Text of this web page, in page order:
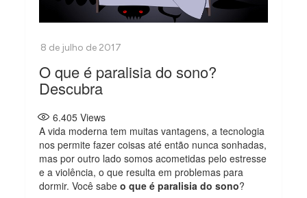
O que é paralisia do sono?
Descubra
6.405 Views
A vida moderna tem muitas vantagens, a tecnologia
nos permite fazer coisas até então nunca sonhadas,
mas por outro lado somos acometidas pelo estresse
e a violência, o que resulta em problemas para
dormir. Você sabeo que é paralisia do sono?